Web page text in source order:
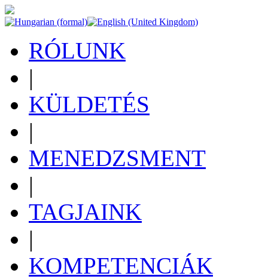
RÓLUNK
|
KÜLDETÉS
|
MENEDZSMENT
|
TAGJAINK
|
KOMPETENCIÁK